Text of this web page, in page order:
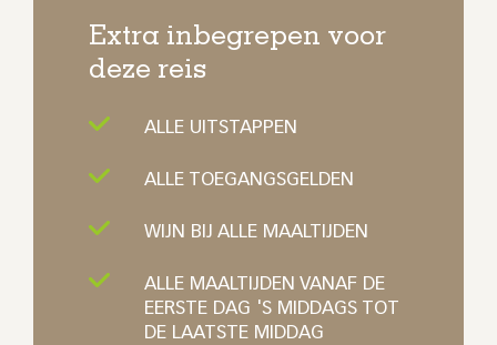
Extra inbegrepen voor
deze reis
ALLE UITSTAPPEN
ALLE TOEGANGSGELDEN
WIJN BIJ ALLE MAALTIJDEN
ALLE MAALTIJDEN VANAF DE
EERSTE DAG 'S MIDDAGS TOT
DE LAATSTE MIDDAG